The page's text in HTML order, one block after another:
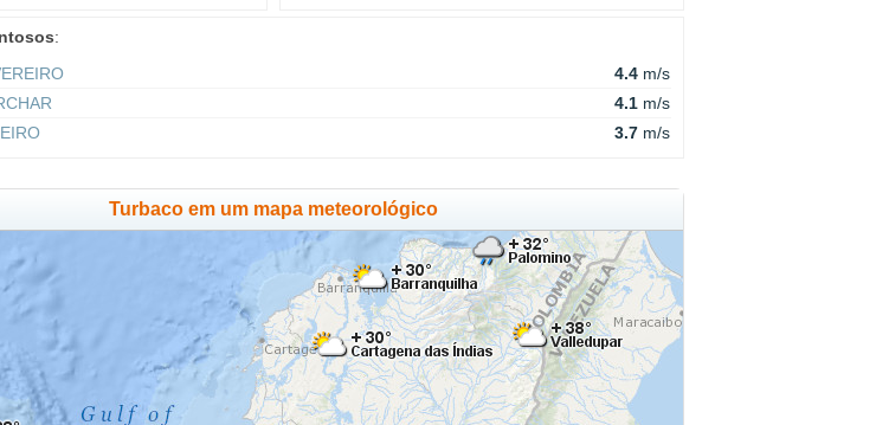
:
4.4 m/s
4.1 m/s
3.7 m/s
Turbaco em um mapa meteorológico